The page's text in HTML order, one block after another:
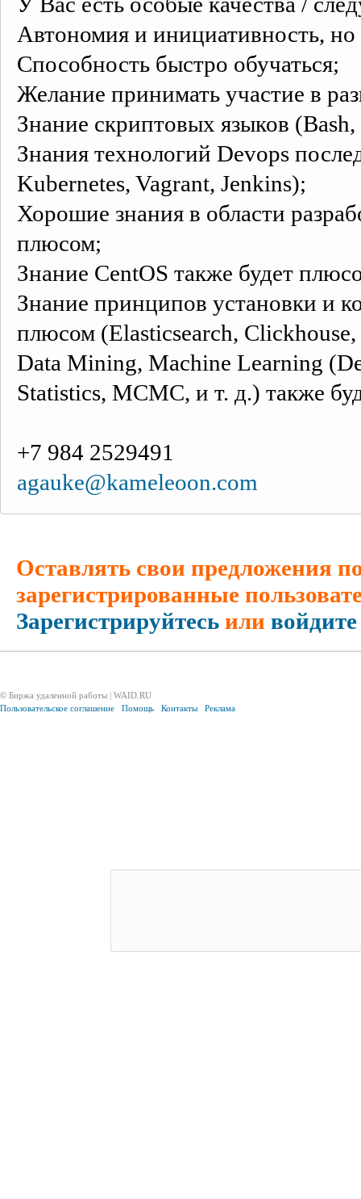
Автономия и инициативность,
Способность быстро обучаться;
Желание принимать участие в
Знание скриптовых языков
Знания технологий Devops
Kubernetes, Vagrant, Jenkins);
Хорошие знания в области
плюсом;
Знание CentOS также будет
Знание принципов установки и
плюсом (Elasticsearch, Clickhouse,
Data Mining, Machine Learning
Statistics, MCMC, и т. д.) также
+7 984 2529491
agauke@kameleoon.com
Оставлять свои предложения
зарегистрированные
Зарегистрируйтесь или войдите
© Биржа удаленной работы | WAID.RU
Пользовательское соглашение
Помощь Контакты Реклама